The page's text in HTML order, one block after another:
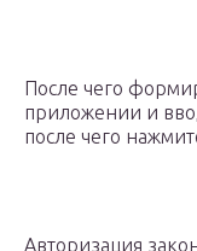
После чего
приложении и
после чего
Авторизация